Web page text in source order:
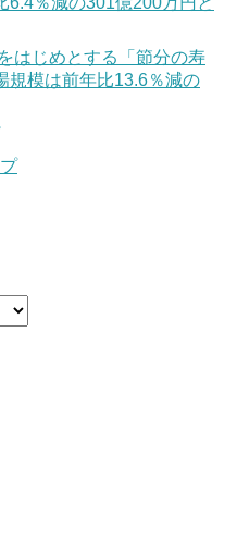
はじめとする「節分の寿
規模は前年比13.6％減の